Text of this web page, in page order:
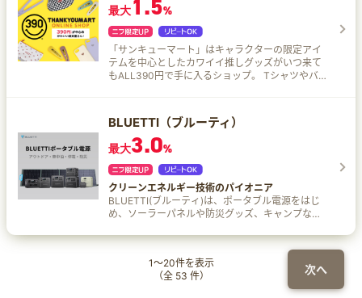
視した高品質ながら、価格は1,000円以下～ママに
嬉しいプライス設定です。
最大1.5%
「サンキューマート」はキャラクターの限定アイ
テムを中心としたカワイイ推しグッズがいつ来て
もALL390円で手に入るショップ。 Tシャツやバッ
ュープライス》で揃えています。
BLUETTI（ブルーティ）
最大3.0%
クリーンエネルギー技術のパイオニア
BLUETTI(ブルーティ)は、ポータブル電源をはじ
め、ソーラーパネルや防災グッズ、キャンプなど
ます。 BLUETTI（ブルーティ）の魅力はこれ！ 純
正弦波、日本仕様の100V 安全で長寿命なリン酸
鉄リチウムイオン電池を採用 AC EPシリーズは
1000Wh以上の大容量で高出力 EB シリーズはコ
ンパクトで頼れる容量 多彩なポート付き、あらゆ
1～20件を表示
（全 53 件） 次へ